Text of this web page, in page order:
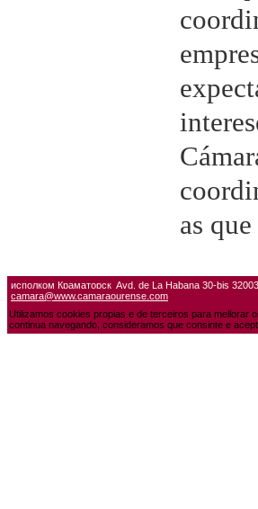
as
исполком Краматорск Avd. de La Habana 30-bis
camara@www.camaraourense.com
Utilizamos cookies propias e de terceiros para mellorar
continua navegando, consideramos que consinte e